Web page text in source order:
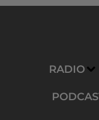
RADIO